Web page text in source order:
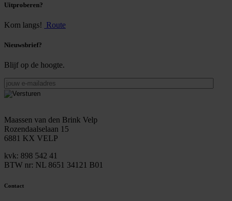
Uitproberen?
Kom langs! Route
Nieuwsbrief?
Blijf op de hoogte.
jouw
e-
mailadres
Maassen van den Brink Velp
Rozendaalselaan 15
6881 KX VELP
kvk: 898 542 41
BTW nr: NL 8651 34121 B01
Contact